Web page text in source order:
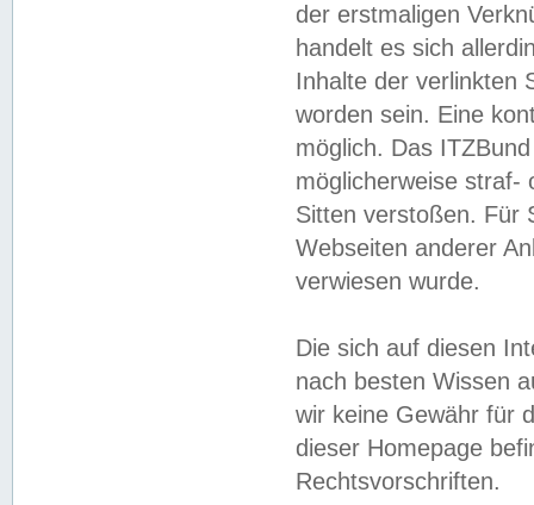
der erstmaligen
handelt es sich
Inhalte der verlinkten
worden sein. Eine
möglich. Das
möglicherweise straf-
Sitten verstoßen. Für
Webseiten anderer
verwiesen wurde.
Die sich auf diesen
nach besten Wissen
wir keine Gewähr für
dieser Homepage
Rechtsvorschriften.